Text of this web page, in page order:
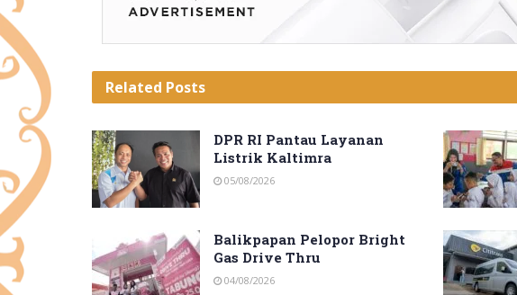
Related Posts
DPR RI Pantau Layanan
Listrik Kaltimra
05/08/2026
Balikpapan Pelopor Bright
Gas Drive Thru
04/08/2026